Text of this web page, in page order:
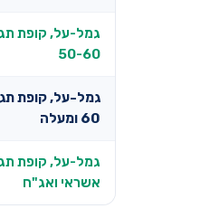
גמל-על, קופת
50-60
גמל-על, קופת
60 ומעלה
גמל-על, קופת
אשראי ואג"ח